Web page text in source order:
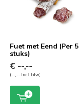
Fuet met Eend (Per 5
stuks)
€ --,--
(--,-- Incl. btw)